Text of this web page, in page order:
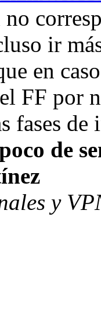
no
ir
en
FF por
fases
de
y